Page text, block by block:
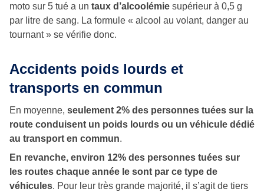
moto sur 5 tué a un taux d’alcoolémie supérieur à 0,5 g
par litre de sang. La formule « alcool au volant, danger au
tournant » se vérifie donc.
Accidents poids lourds et
transports en commun
En moyenne, seulement 2% des personnes tuées sur la
route conduisent un poids lourds ou un véhicule dédié
au transport en commun.
En revanche, environ 12% des personnes tuées sur
les routes chaque année le sont par ce type de
véhicules. Pour leur très grande majorité, il s’agit de tiers